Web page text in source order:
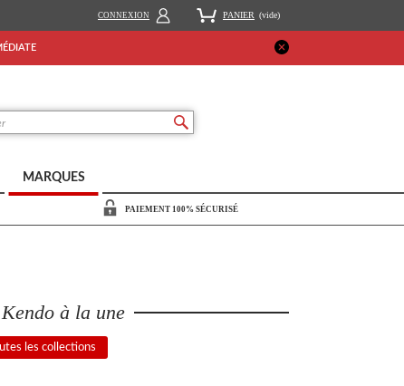
PANIER (vide)
CONNEXION
MARQUES
PAIEMENT 100% SÉCURISÉ
à la une
les collections